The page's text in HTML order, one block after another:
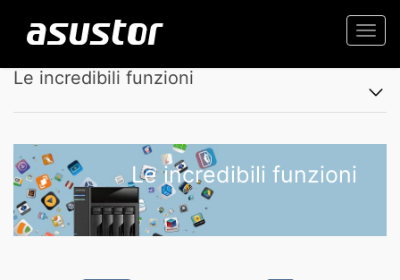
Le incredibili funzioni
Le incredibili funzioni